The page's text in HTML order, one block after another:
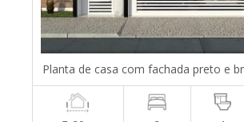
Planta de casa com fachada preto e